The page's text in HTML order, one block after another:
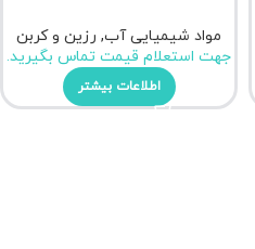
مواد شیمیایی آب, رزین و کربن
جهت استعلام قیمت تماس بگیرید.
اطلاعات بیشتر